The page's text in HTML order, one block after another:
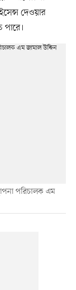
দেওয়ার
পারে।
পরিচালক এম